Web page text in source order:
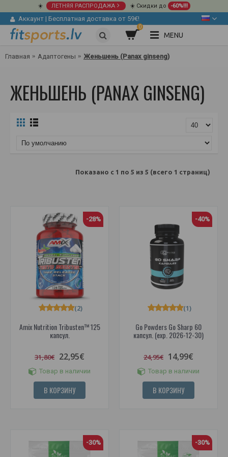
☀️ ЛЕТНЯЯ РАСПРОДАЖА ☀️ Скидки до -60%!!!
Аккаунт | Бесплатная доставка от 59€!
0
MENU
Главная Адаптогены Женьшень (Panax ginseng)
ЖЕНЬШЕНЬ (PANAX GINSENG)
Показано с 1 по 5 из 5 (всего 1 страниц)
-28%
Amix Nutrition Tribusten™ 125
капсул.
(2)
31,80€ 22,95€
Товар в наличии
В КОРЗИНУ
-40%
Go Powders Go Sharp 60
капсул. (exp. 2026-12-30)
(1)
24,95€ 14,99€
Товар в наличии
В КОРЗИНУ
-30% -30%